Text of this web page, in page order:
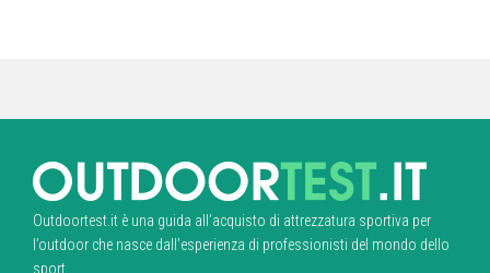
Outdoortest.it è una guida all’acquisto di attrezzatura sportiva per
l’outdoor che nasce dall’esperienza di professionisti del mondo dello
sport.